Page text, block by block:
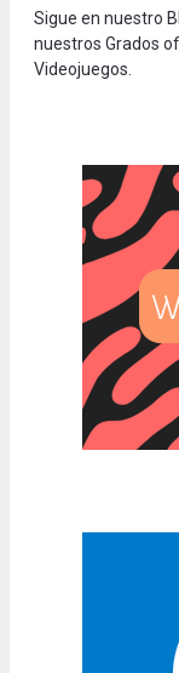
Sigue en nuestro
nuestros Grados
Videojuegos.